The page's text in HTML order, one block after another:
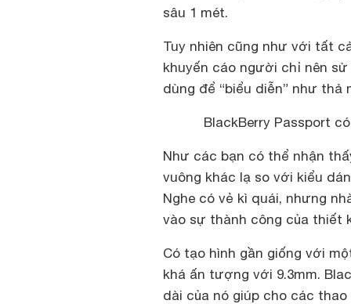
sâu 1 mét.
Tuy nhiên cũng như với tất
khuyến cáo người chỉ nên
dùng để “biểu diễn” như thả
BlackBerry Passport
Như các bạn có thể nhận
vuông khác lạ so với kiểu
Nghe có vẻ kì quái, nhưng
vào sự thành công của thiết
Có tạo hình gần giống với
khá ấn tượng với 9.3mm.
dài của nó giúp cho các